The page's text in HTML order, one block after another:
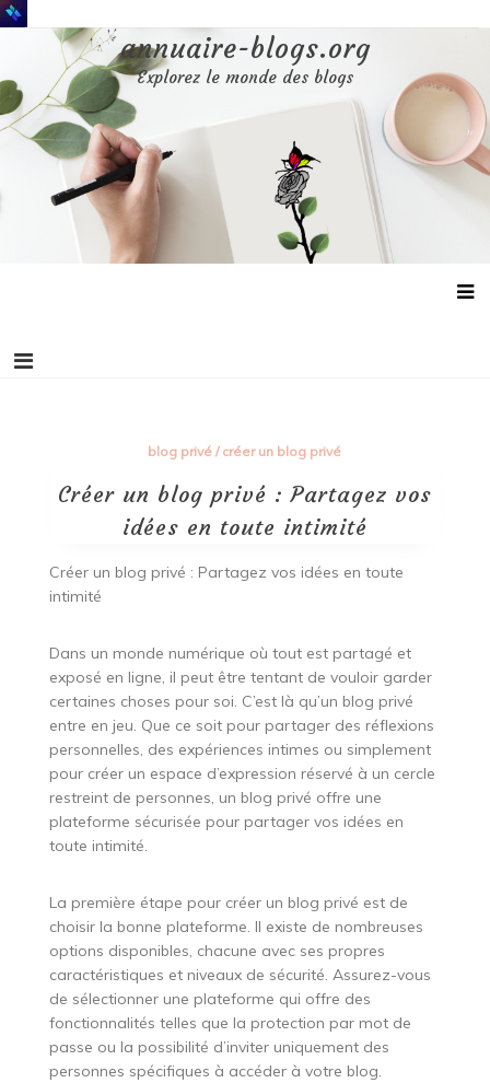
Aller
au
annuaire-blogs.org
Explorez le monde des blogs
blog privé / créer un blog privé
Créer un blog privé : Partagez vos
idées en toute intimité
Créer un blog privé : Partagez vos idées en toute
intimité
Dans un monde numérique où tout est partagé et
exposé en ligne, il peut être tentant de vouloir garder
certaines choses pour soi. C’est là qu’un blog privé
entre en jeu. Que ce soit pour partager des réflexions
personnelles, des expériences intimes ou simplement
pour créer un espace d’expression réservé à un cercle
restreint de personnes, un blog privé offre une
plateforme sécurisée pour partager vos idées en
toute intimité.
La première étape pour créer un blog privé est de
choisir la bonne plateforme. Il existe de nombreuses
options disponibles, chacune avec ses propres
caractéristiques et niveaux de sécurité. Assurez-vous
de sélectionner une plateforme qui offre des
fonctionnalités telles que la protection par mot de
passe ou la possibilité d’inviter uniquement des
personnes spécifiques à accéder à votre blog.